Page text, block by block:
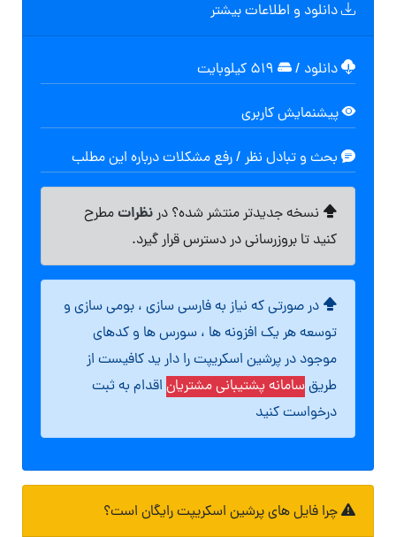
دانلود و اطلاعات بیشتر
دانلود /
پیشنمایش کاربری
بحث و تبادل نظر / رفع مشکلات درباره این مطلب
نسخه جدیدتر منتشر شده؟ درنظراتمطرح
کنید تا بروزرسانی در دسترس قرار گیرد.
در صورتی که نیاز به فارسی سازی ، بومی سازی و
توسعه هر یک افزونه ها ، سورس ها و کدهای
موجود در پرشین اسکریپت را دار ید کافیست از
طریقسامانه پشتیبانی مشتریان اقدام به ثبت
درخواست کنید
چرا فایل های پرشین اسکریپت رایگان است؟